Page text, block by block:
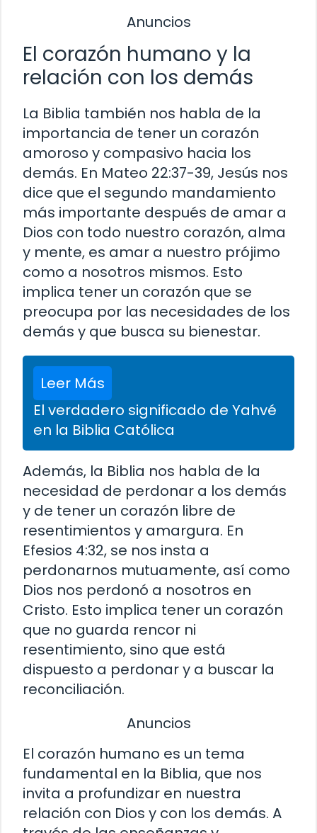
Anuncios
El corazón humano y la
relación con los demás
La Biblia también nos habla de la
importancia de tener un corazón
amoroso y compasivo hacia los
demás. En Mateo 22:37-39, Jesús nos
dice que el segundo mandamiento
más importante después de amar a
Dios con todo nuestro corazón, alma
y mente, es amar a nuestro prójimo
como a nosotros mismos. Esto
implica tener un corazón que se
preocupa por las necesidades de los
demás y que busca su bienestar.
Leer Más
El verdadero significado de Yahvé
en la Biblia Católica
Además, la Biblia nos habla de la
necesidad de perdonar a los demás
y de tener un corazón libre de
resentimientos y amargura. En
Efesios 4:32, se nos insta a
perdonarnos mutuamente, así como
Dios nos perdonó a nosotros en
Cristo. Esto implica tener un corazón
que no guarda rencor ni
resentimiento, sino que está
dispuesto a perdonar y a buscar la
reconciliación.
Anuncios
El corazón humano es un tema
fundamental en la Biblia, que nos
invita a profundizar en nuestra
relación con Dios y con los demás. A